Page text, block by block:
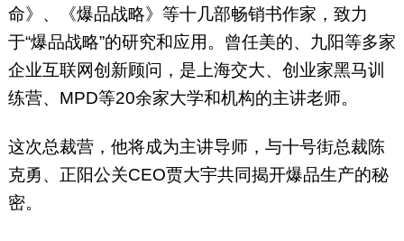
命》、《爆品战略》等十几部畅销书作家，致力
于“爆品战略”的研究和应用。曾任美的、九阳等多家
企业互联网创新顾问，是上海交大、创业家黑马训
练营、MPD等20余家大学和机构的主讲老师。
这次总裁营，他将成为主讲导师，与十号街总裁陈
克勇、正阳公关CEO贾大宇共同揭开爆品生产的秘
密。